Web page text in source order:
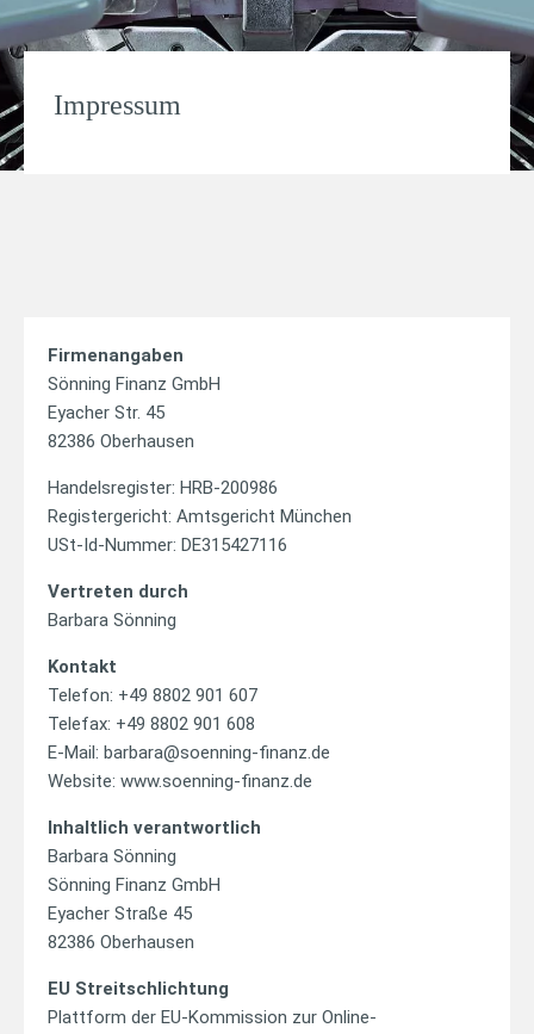
Impressum
Firmenangaben
Sönning Finanz GmbH
Eyacher Str. 45
82386 Oberhausen
Handelsregister: HRB-200986
Registergericht: Amtsgericht München
USt-Id-Nummer: DE315427116
Vertreten durch
Barbara Sönning
Kontakt
Telefon: +49 8802 901 607
Telefax: +49 8802 901 608
E-Mail: barbara@soenning-finanz.de
Website: www.soenning-finanz.de
Inhaltlich verantwortlich
Barbara Sönning
Sönning Finanz GmbH
Eyacher Straße 45
82386 Oberhausen
EU Streitschlichtung
Plattform der EU-Kommission zur Online-